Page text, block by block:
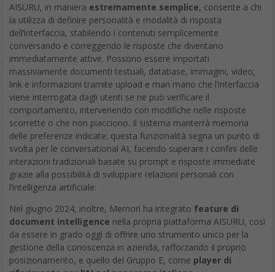
AISURU, in maniera estremamente semplice, consente a chi
la utilizza di definire personalità e modalità di risposta
dell’interfaccia, stabilendo i contenuti semplicemente
conversando e correggendo le risposte che diventano
immediatamente attive. Possono essere importati
massivamente documenti testuali, database, immagini, video,
link e informazioni tramite upload e man mano che l’interfaccia
viene interrogata dagli utenti se ne può verificare il
comportamento, intervenendo con modifiche nelle risposte
scorrette o che non piacciono. Il sistema manterrà memoria
delle preferenze indicate: questa funzionalità segna un punto di
svolta per le conversational AI, facendo superare i confini delle
interazioni tradizionali basate su prompt e risposte immediate
grazie alla possibilità di sviluppare relazioni personali con
l’intelligenza artificiale.
Nel giugno 2024, inoltre, Memori ha integrato feature di
document intelligence nella propria piattaforma AISURU, così
da essere in grado oggi di offrire uno strumento unico per la
gestione della conoscenza in azienda, rafforzando il proprio
posizionamento, e quello del Gruppo E, come player di